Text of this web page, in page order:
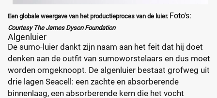
Een globale weergave van het productieproces van de luier. Foto's:
Courtesy The James Dyson Foundation
Algenluier
De sumo-luier dankt zijn naam aan het feit dat hij doet
denken aan de outfit van sumoworstelaars en dus moet
worden omgeknoopt. De algenluier bestaat grofweg uit
drie lagen Seacell: een zachte en absorberende
binnenlaag, een absorberende kern die het vocht